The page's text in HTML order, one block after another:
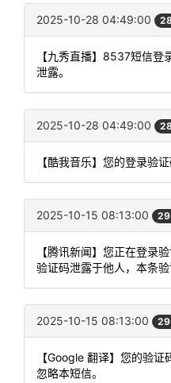
2025-10-28 04:49:00
【九秀直播】8537短信登
泄露。
2025-10-28 04:49:00
【酷我音乐】您的登录验
2025-10-15 08:13:00
【腾讯新闻】您正在登录
验证码泄露于他人，本条验
2025-10-15 08:13:00
【Google 翻译】您的验
忽略本短信。